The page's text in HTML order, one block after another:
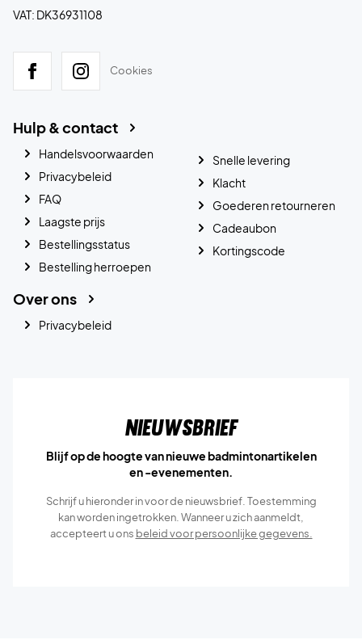
VAT: DK36931108
Cookies
Hulp & contact
Handelsvoorwaarden
Privacybeleid
FAQ
Laagste prijs
Bestellingsstatus
Bestelling herroepen
Snelle levering
Klacht
Goederen retourneren
Cadeaubon
Kortingscode
Over ons
Privacybeleid
Nieuwsbrief
Blijf op de hoogte van nieuwe badmintonartikelen
en -evenementen.
Schrijf u hieronder in voor de nieuwsbrief. Toestemming
kan worden ingetrokken. Wanneer u zich aanmeldt,
accepteert u ons beleid voor persoonlijke gegevens.